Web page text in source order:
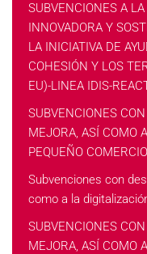
SUBVENCIONES A
INNOVADORA Y
LA INICIATIVA DE
COHESIÓN Y LOS
EU)-LINEA IDIS-
SUBVENCIONES
MEJORA, ASÍ COMO
PEQUEÑO COMERCIO
Subvenciones con
como a la
SUBVENCIONES
MEJORA, ASÍ COMO